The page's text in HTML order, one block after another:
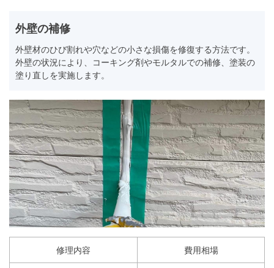
外壁の補修
外壁材のひび割れや穴などの小さな損傷を修復する方法です。
外壁の状況により、コーキング剤やモルタルでの補修、塗装の
塗り直しを実施します。
修理内容 費用相場